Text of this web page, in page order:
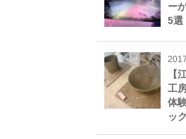
ー
5選
【
工
体
ッ